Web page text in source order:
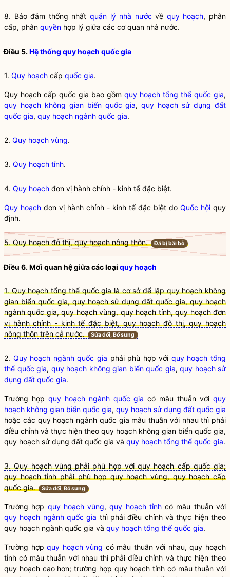
8. Bảo đảm thống nhất quản lý nhà nước về quy hoạch, phân
cấp, phân quyền hợp lý giữa các cơ quan nhà nước.
Điều 5.Hệ thống quy hoạch quốc gia
1. Quy hoạch cấp quốc gia.
Quy hoạch cấp quốc gia bao gồm quy hoạch tổng thể quốc gia,
quy hoạch không gian biển quốc gia,quy hoạch sử dụng đất
quốc gia, quy hoạch ngành quốc gia.
2. Quy hoạch vùng.
3. Quy hoạch tỉnh.
4. Quy hoạch đơn vị hành chính - kinh tế đặc biệt.
Quy hoạch đơn vị hành chính - kinh tế đặc biệt do Quốc hội quy
định.
5. Quy hoạch đô thị, quy hoạch nông thôn. Đã bị bãi bỏ
Điều 6. Mối quan hệ giữa các loại quy hoạch
1. Quy hoạch tổng thể quốc gia là cơ sở để lập quy hoạch không
gian biển quốc gia, quy hoạch sử dụng đất quốc gia, quy hoạch
ngành quốc gia, quy hoạch vùng, quy hoạch tỉnh, quy hoạch đơn
vị hành chính - kinh tế đặc biệt, quy hoạch đô thị, quy hoạch
nông thôn trên cả nước.
Sửa đổi, Bổ sung
2. Quy hoạch ngành quốc gia phải phù hợp với quy hoạch tổng
thể quốc gia, quy hoạch không gian biển quốc gia, quy hoạch sử
dụng đất quốc gia.
Trường hợp quy hoạch ngành quốc gia có mâu thuẫn vớiquy
hoạch không gian biển quốc gia, quy hoạch sử dụng đất quốc gia
hoặc các quy hoạch ngành quốc gia mâu thuẫn với nhau thì phải
điều chỉnh và thực hiện theo quy hoạch không gian biển quốc gia,
quy hoạch sử dụng đất quốc gia và quy hoạch tổng thể quốc gia.
3. Quy hoạch vùng phải phù hợp với quy hoạch cấp quốc gia;
quy hoạch tỉnh phải phù hợp quy hoạch vùng, quy hoạch cấp
quốc gia.
Sửa đổi, Bổ sung
Trường hợp quy hoạch vùng,quy hoạch tỉnhcó mâu thuẫn với
quy hoạch ngành quốc gia thì phải điều chỉnh và thực hiện theo
quy hoạch ngành quốc gia và quy hoạch tổng thể quốc gia.
Trường hợpquy hoạch vùng có mâu thuẫn với nhau,quy hoạch
tỉnh có mâu thuẫn với nhau thì phải điều chỉnh và thực hiện theo
quy hoạch cao hơn; trường hợp quy hoạch tỉnh có mâu thuẫn với